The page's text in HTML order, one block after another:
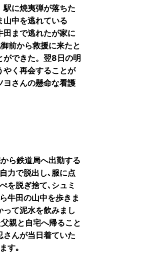
に焼夷弾が落ちた
山中を逃れている
田まで逃れたが家に
前から救援に来たと
ができた。翌8日の明
やく再会することが
ヨさんの懸命な看護
ら鉄道局へ出勤する
力で脱出し､服に点
を脱ぎ捨て､シュミ
牛田の山中を歩きま
って泥水を飲みまし
親と自宅へ帰ること
さんが当日着ていた
す｡